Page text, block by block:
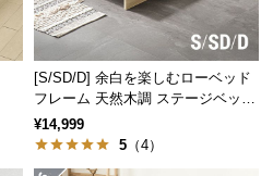
[S/SD/D] 余白を楽しむローベッド
フレーム 天然木調 ステージベッド
ロボット掃除機対応
¥14,999
5 （4）